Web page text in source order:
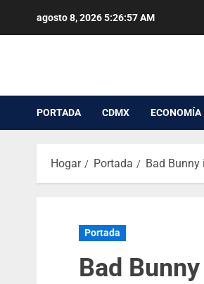
agosto 8, 20265:26:58 AM
PORTADA CDMX ECONOMÍA
Hogar Portada Bad
Portada
Bad